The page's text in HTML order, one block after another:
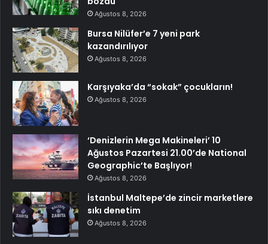
Ağustos 8, 2026
Bursa Nilüfer’e 7 yeni park
kazandırılıyor
Ağustos 8, 2026
Karşıyaka’da “sokak” çocukların!
Ağustos 8, 2026
‘Denizlerin Mega Makineleri’ 10
Ağustos Pazartesi 21.00’de National
Geographic’te Başlıyor!
Ağustos 8, 2026
İstanbul Maltepe’de zincir marketlere
sıkı denetim
Ağustos 8, 2026